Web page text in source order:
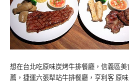
想在台北吃原味炭烤牛排餐廳，信義區
薦，捷運六張犁站牛排餐廳，亨利客 原